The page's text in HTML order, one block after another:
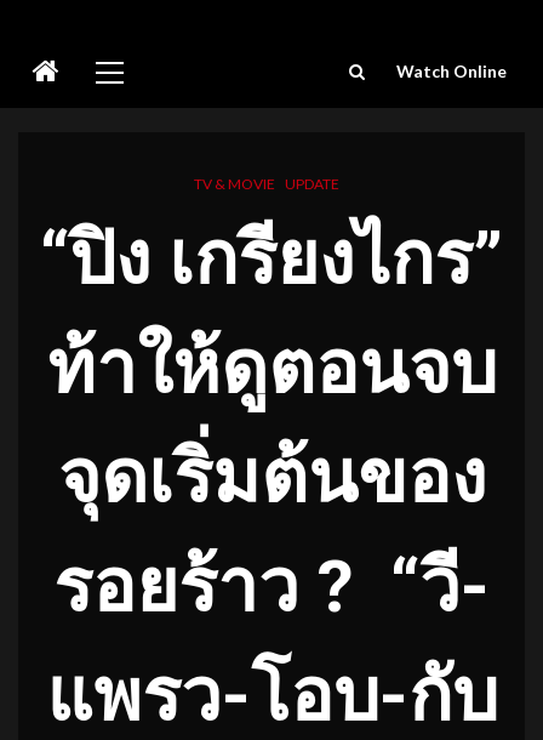
Menu
Watch Online
TV & MOVIE UPDATE
“ปิง เกรียงไกร”
ท้าให้ดูตอนจบ
จุดเริ่มต้นของ
รอยร้าว ? “วี-
แพรว-โอบ-กับ